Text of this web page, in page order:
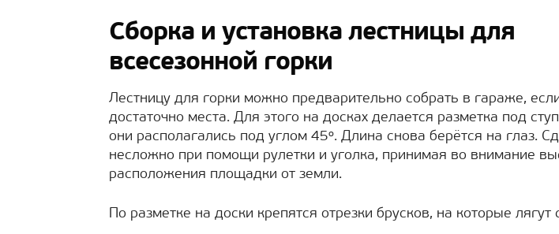
Сборка и установка лестницы для
всесезонной горки
Лестницу для горки можно предварительно собрать в гараже,
достаточно места. Для этого на досках делается разметка под
они располагались под углом 45º. Длина снова берётся на глаз.
несложно при помощи рулетки и уголка, принимая во внимание
расположения площадки от земли.
По разметке на доски крепятся отрезки брусков, на которые лягут